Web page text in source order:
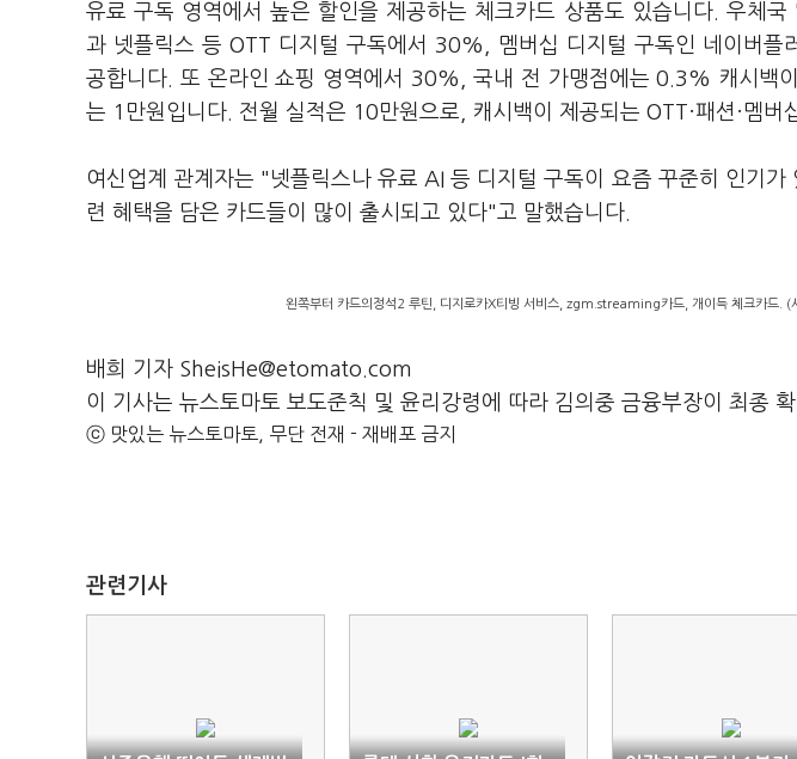
유료 구독 영역에서 높은 할인을 제공하는 체크카드 상품도 있습니다. 우체
과 넷플릭스 등 OTT 디지털 구독에서 30%, 멤버십 디지털 구독인 네이버플
공합니다. 또 온라인 쇼핑 영역에서 30%, 국내 전 가맹점에는 0.3% 캐시백
는 1만원입니다. 전월 실적은 10만원으로, 캐시백이 제공되는 OTT·패션·멤버
여신업계 관계자는 "넷플릭스나 유료 AI 등 디지털 구독이 요즘 꾸준히 인기
련 혜택을 담은 카드들이 많이 출시되고 있다"고 말했습니다.
왼쪽부터 카드의정석2 루틴, 디지로카X티빙 서비스, zgm.streaming카드, 개이득 체크카드. (
배희 기자 SheisHe@etomato.com
이 기사는 뉴스토마토 보도준칙 및 윤리강령에 따라 김의중 금융부장이 최종 확
ⓒ 맛있는 뉴스토마토, 무단 전재 - 재배포 금지
관련기사